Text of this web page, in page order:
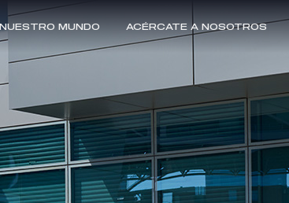
NUESTRO MUNDO ACÉRCATE A NOSOTROS